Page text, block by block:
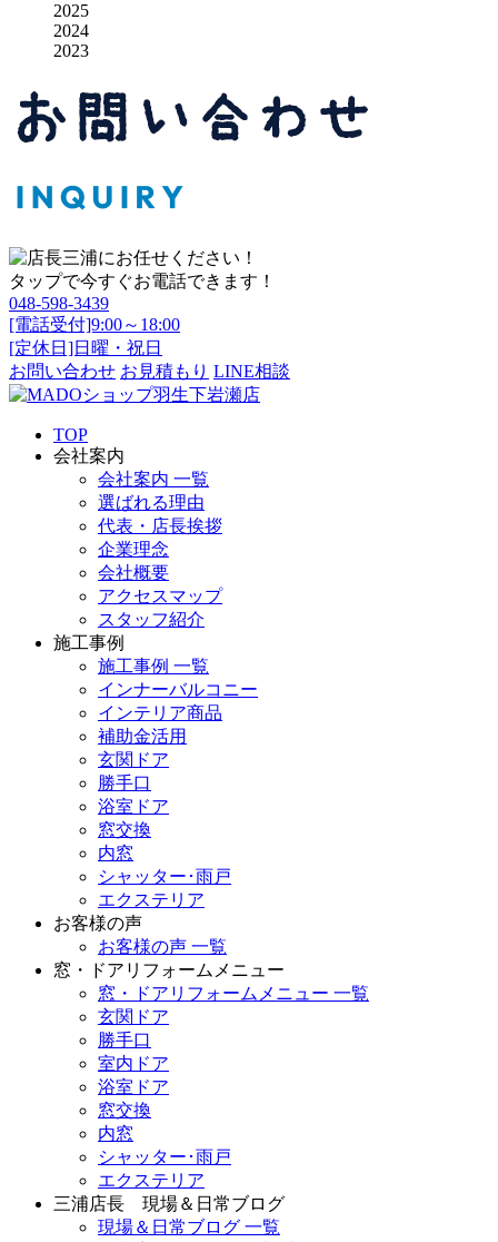
2025
2024
2023
タップで今すぐお電話できます！
048-598-3439
[電話受付]9:00～18:00
[定休日]日曜・祝日
お問い合わせ お見積もり LINE相談
TOP
会社案内
会社案内 一覧
選ばれる理由
代表・店長挨拶
企業理念
会社概要
アクセスマップ
スタッフ紹介
施工事例
施工事例 一覧
インナーバルコニー
インテリア商品
補助金活用
玄関ドア
勝手口
浴室ドア
窓交換
内窓
シャッター･雨戸
エクステリア
お客様の声
お客様の声 一覧
窓・ドアリフォームメニュー
窓・ドアリフォームメニュー 一覧
玄関ドア
勝手口
室内ドア
浴室ドア
窓交換
内窓
シャッター･雨戸
エクステリア
三浦店長 現場＆日常ブログ
現場＆日常ブログ 一覧